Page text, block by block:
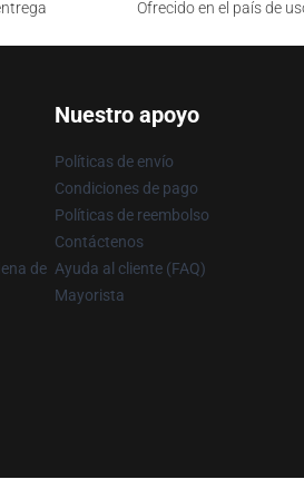
Ofrecido en el país de
de
Nuestro apoyo
Políticas de envío
Condiciones de pago
Políticas de reembolso
Contáctenos
Ayuda al cliente (FAQ)
Mayorista